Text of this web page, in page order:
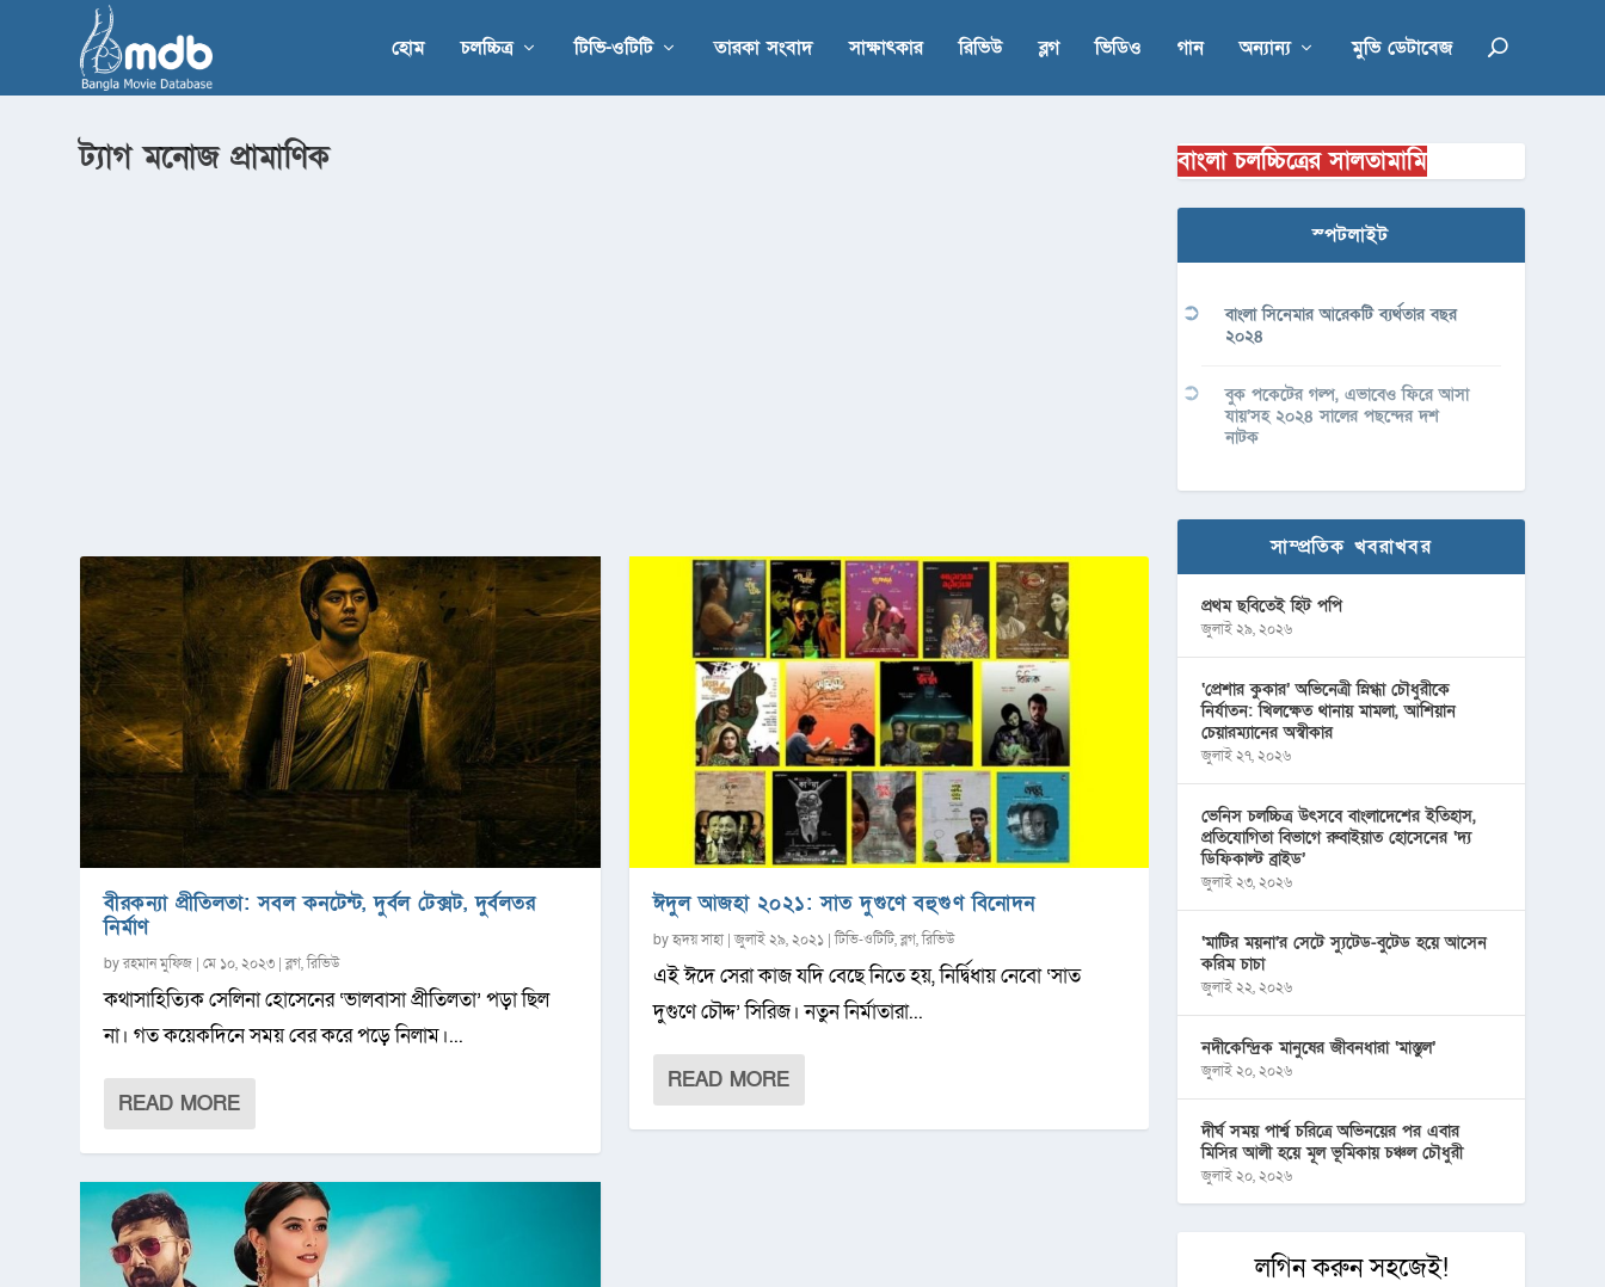
হোম চলচ্চিত্র টিভি-ওটিটি তারকা সংবাদ সাক্ষাৎকার রিভিউ ব্লগ ভিডিও গান অন্যান্য মুভি ডেটাবেজ
ট্যাগমনোজ প্রামাণিক
বীরকন্যা প্রীতিলতা: সবল কনটেন্ট, দুর্বল টেক্সট, দুর্বলতর
নির্মাণ
byরহমান মুফিজ |মে ১০, ২০২৩ |ব্লগ,রিভিউ
কথাসাহিত্যিক সেলিনা হোসেনের ‘ভালবাসা প্রীতিলতা’ পড়া ছিল
না। গত কয়েকদিনে সময় বের করে পড়ে নিলাম।...
READ MORE
ঈদুল আজহা ২০২১: সাত দুগুণে বহুগুণ বিনোদন
byহৃদয় সাহা|জুলাই ২৯, ২০২১|টিভি-ওটিটি,ব্লগ,রিভিউ
এই ঈদে সেরা কাজ যদি বেছে নিতে হয়, নির্দ্বিধায় নেবো ‘সাত
দুগুণে চৌদ্দ’ সিরিজ। নতুন নির্মাতারা...
READ MORE
বাংলা চলচ্চিত্রের সালতামামি
স্পটলাইট
বাংলা সিনেমার আরেকটি ব্যর্থতার বছর
২০২৪
বুক পকেটের গল্প, এভাবেও ফিরে আসা
যায়’সহ ২০২৪ সালের পছন্দের দশ
নাটক
সাম্প্রতিক খবরাখবর
প্রথম ছবিতেই হিট পপি
জুলাই ২৯, ২০২৬
‘প্রেশার কুকার’ অভিনেত্রী স্নিগ্ধা চৌধুরীকে
নির্যাতন: খিলক্ষেত থানায় মামলা, আশিয়ান
চেয়ারম্যানের অস্বীকার
জুলাই ২৭, ২০২৬
ভেনিস চলচ্চিত্র উৎসবে বাংলাদেশের ইতিহাস,
প্রতিযোগিতা বিভাগে রুবাইয়াত হোসেনের ‘দ্য
ডিফিকাল্ট ব্রাইড’
জুলাই ২৩, ২০২৬
‘মাটির ময়না’র সেটে স্যুটেড-বুটেড হয়ে আসেন
করিম চাচা
জুলাই ২২, ২০২৬
নদীকেন্দ্রিক মানুষের জীবনধারা ‘মাস্তুল’
জুলাই ২০, ২০২৬
দীর্ঘ সময় পার্শ্ব চরিত্রে অভিনয়ের পর এবার
মিসির আলী হয়ে মূল ভূমিকায় চঞ্চল চৌধুরী
জুলাই ২০, ২০২৬
লগিন করুন সহজেই!